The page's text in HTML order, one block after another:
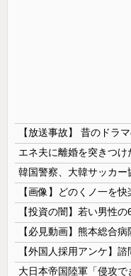
韓国警察、大韓サッカー
【画像】どのくノ一を